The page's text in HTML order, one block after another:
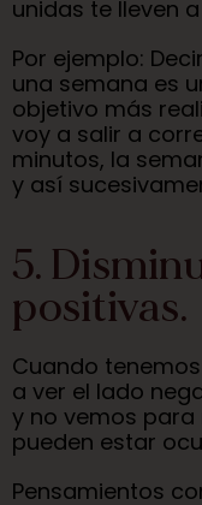
unidas te lleven
Por ejemplo:
una semana es
objetivo más
voy a salir a
minutos, la
y así
5.
positivas.
Cuando tenemos
a ver el lado
y no vemos
pueden estar
Pensamientos